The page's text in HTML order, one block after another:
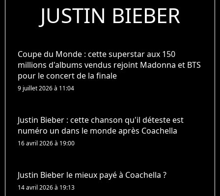
JUSTIN BIEBER
Coupe du Monde : cette superstar aux 150
millions d'albums vendus rejoint Madonna et BTS
pour le concert de la finale
9 juillet 2026 à 11:04
Justin Bieber : cette chanson qu'il déteste est
numéro un dans le monde après Coachella
16 avril 2026 à 19:00
Justin Bieber le mieux payé à Coachella ?
14 avril 2026 à 19:13